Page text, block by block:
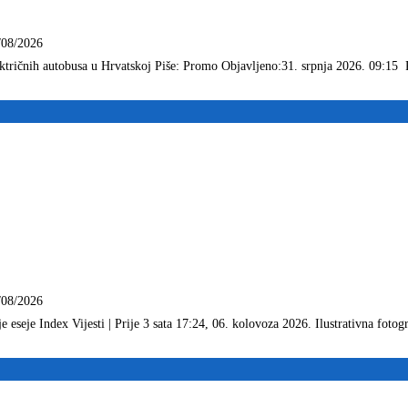
2026
autobusa u Hrvatskoj Piše: Promo Objavljeno:31. srpnja 2026. 09:15
2026
eseje Index Vijesti | Prije 3 sata 17:24, 06. kolovoza 2026. Ilustrativna